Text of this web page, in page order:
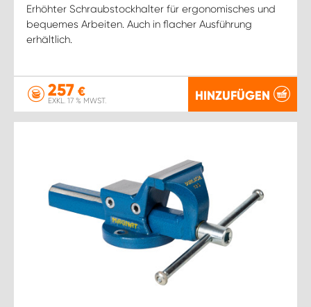
Erhöhter Schraubstockhalter für ergonomisches und
bequemes Arbeiten. Auch in flacher Ausführung
erhältlich.
257 €
EXKL. 17 % MWST. HINZUFÜGEN